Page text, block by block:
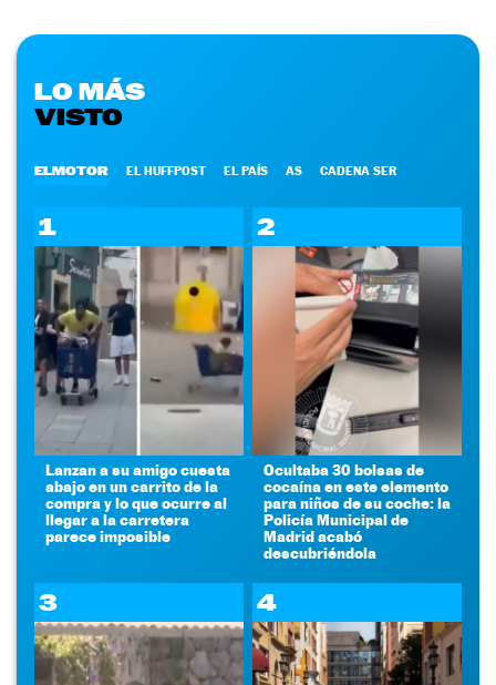
LO MÁS
VISTO
ELMOTOR EL HUFFPOST EL PAÍS AS CADENA SER
1
Lanzan a su amigo cuesta
abajo en un carrito de la
compra y lo que ocurre al
llegar a la carretera
parece imposible
2
Ocultaba 30 bolsas de
cocaína en este elemento
para niños de su coche: la
Policía Municipal de
Madrid acabó
descubriéndola
3 4